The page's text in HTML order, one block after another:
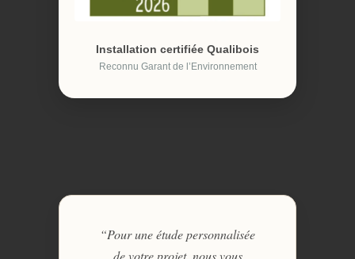
Installation certifiée Qualibois
Reconnu Garant de l’Environnement
“Pour une étude personnalisée